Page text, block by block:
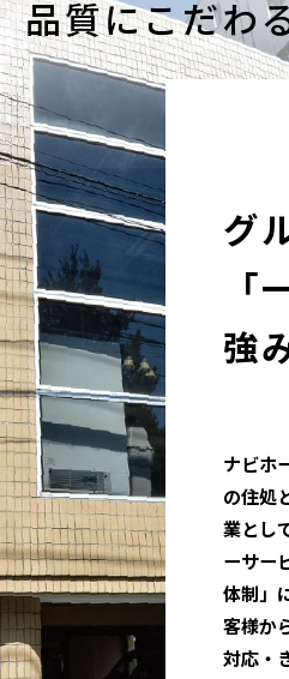
品質にこだわ
グ
強
ナビホ
の住処
業とし
ーサー
体制」
客様か
対応・